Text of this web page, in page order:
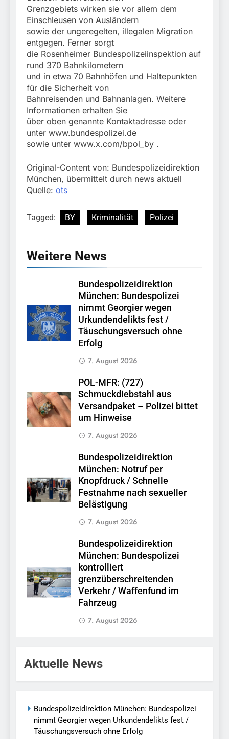
Grenzgebiets wirken sie vor allem dem
Einschleusen von Ausländern
sowie der ungeregelten, illegalen Migration
entgegen. Ferner sorgt
die Rosenheimer Bundespolizeiinspektion auf
rund 370 Bahnkilometern
und in etwa 70 Bahnhöfen und Haltepunkten
für die Sicherheit von
Bahnreisenden und Bahnanlagen. Weitere
Informationen erhalten Sie
über oben genannte Kontaktadresse oder
unter www.bundespolizei.de
sowie unter www.x.com/bpol_by .
Original-Content von: Bundespolizeidirektion
München, übermittelt durch news aktuell
Quelle: ots
Tagged: BY Kriminalität Polizei
Weitere News
Bundespolizeidirektion
München: Bundespolizei
nimmt Georgier wegen
Urkundendelikts fest /
Täuschungsversuch ohne
Erfolg
7. August 2026
POL-MFR: (727)
Schmuckdiebstahl aus
Versandpaket – Polizei bittet
um Hinweise
7. August 2026
Bundespolizeidirektion
München: Notruf per
Knopfdruck / Schnelle
Festnahme nach sexueller
Belästigung
7. August 2026
Bundespolizeidirektion
München: Bundespolizei
kontrolliert
grenzüberschreitenden
Verkehr / Waffenfund im
Fahrzeug
7. August 2026
Aktuelle News
Bundespolizeidirektion München: Bundespolizei
nimmt Georgier wegen Urkundendelikts fest /
Täuschungsversuch ohne Erfolg